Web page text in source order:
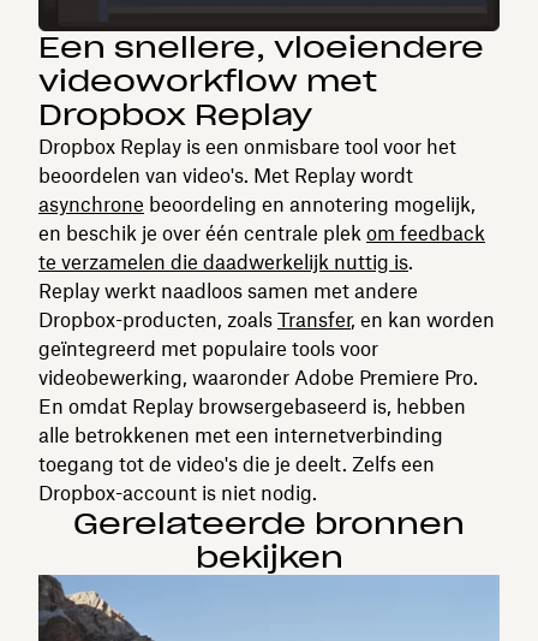
Een snellere, vloeiendere
videoworkflow met
Dropbox Replay
Dropbox Replay is een onmisbare tool voor het
beoordelen van video's. Met Replay wordt
asynchrone beoordeling en annotering mogelijk,
en beschik je over één centrale plek om feedback
te verzamelen die daadwerkelijk nuttig is.
Replay werkt naadloos samen met andere
Dropbox-producten, zoals Transfer, en kan worden
geïntegreerd met populaire tools voor
videobewerking, waaronder Adobe Premiere Pro.
En omdat Replay browsergebaseerd is, hebben
alle betrokkenen met een internetverbinding
toegang tot de video's die je deelt. Zelfs een
Dropbox-account is niet nodig.
Gerelateerde bronnen
bekijken